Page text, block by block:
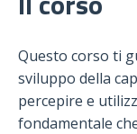
Questo corso ti
sviluppo della
percepire e
fondamentale